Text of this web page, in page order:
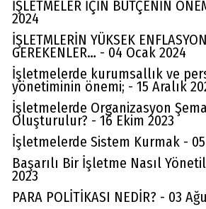
İŞLETMELER İÇİN BÜTÇENİN
2024
İŞLETMLERİN YÜKSEK
GEREKENLER… - 04 Ocak 2024
İşletmelerde kurumsallık ve
yönetiminin önemi; - 15 Aralık
İşletmelerde Organizasyon
Oluşturulur? - 16 Ekim 2023
İşletmelerde Sistem Kurmak - 05
Başarılı Bir İşletme Nasıl
2023
PARA POLİTİKASI NEDİR? - 03